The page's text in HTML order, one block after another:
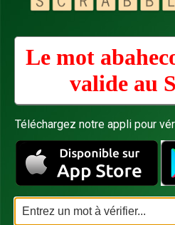
Le mot
valide au
Téléchargez notre appli pour